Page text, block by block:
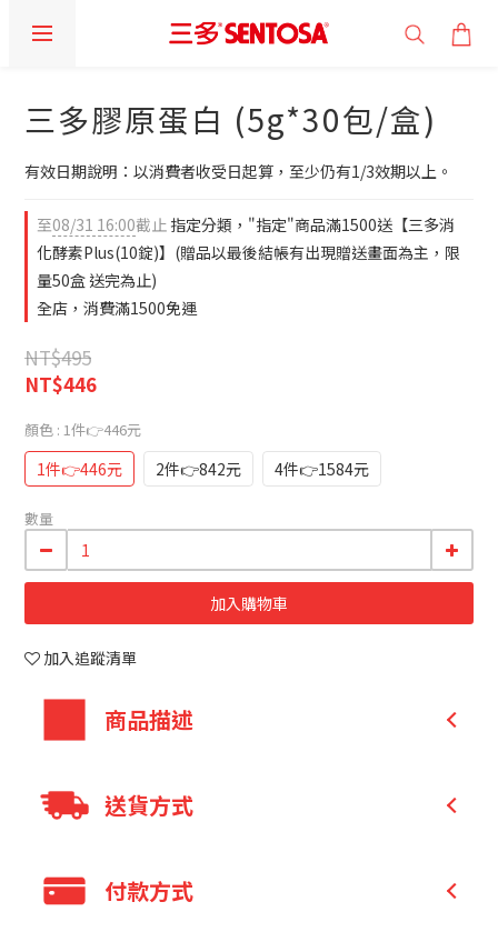
三多膠原蛋白 (5g*30包/盒)
有效日期說明：以消費者收受日起算，至少仍有1/3效期以上。
至08/31 16:00截止 指定分類，"指定"商品滿1500送【三多消
化酵素Plus(10錠)】(贈品以最後結帳有出現贈送畫面為主，限
量50盒 送完為止)
全店，消費滿1500免運
NT$495
NT$446
顏色 : 1件👉446元
1件👉446元 2件👉842元 4件👉1584元
數量
加入購物車
加入追蹤清單
商品描述
健康美麗加分 活動更有勁
嚴選德國百年大廠GELITA膠原蛋白：採用豬皮經
小分子胜肽好吸收，適合人體消化吸收
送貨方式
全家 取貨付款
全家 取貨不付款
付款方式